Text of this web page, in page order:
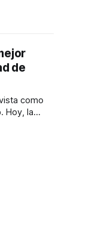
de
como
Hoy, la